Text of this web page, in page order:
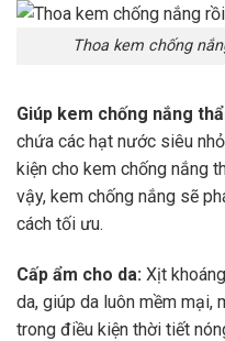
Thoa kem chống
Giúp kem chống nắng
chứa các hạt nước siêu
kiện cho kem chống nắng
vậy, kem chống nắng sẽ
cách tối ưu.
Cấp ẩm cho da: Xịt
da, giúp da luôn mềm mại,
trong điều kiện thời tiết